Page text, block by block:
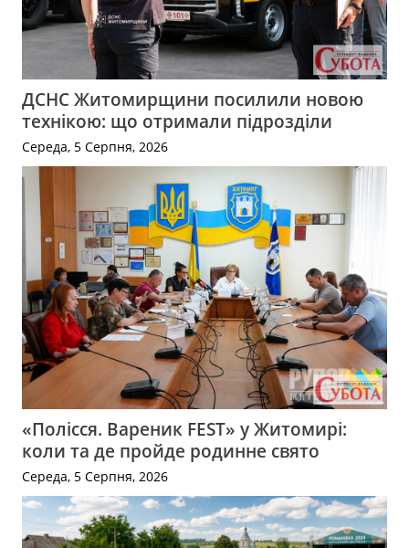
ДСНС Житомирщини посилили новою
технікою: що отримали підрозділи
Середа, 5 Серпня, 2026
«Полісся. Вареник FEST» у Житомирі:
коли та де пройде родинне свято
Середа, 5 Серпня, 2026